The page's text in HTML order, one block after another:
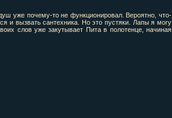
уже почему-то не функционировал. Вероятно, что-
и вызвать сантехника. Но это пустяки. Лапы я могу
слов уже закутывает Пита в полотенце, начиная